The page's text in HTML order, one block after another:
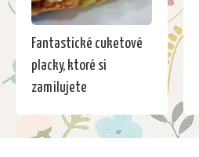
Fantastické cuketové
placky, ktoré si
zamilujete